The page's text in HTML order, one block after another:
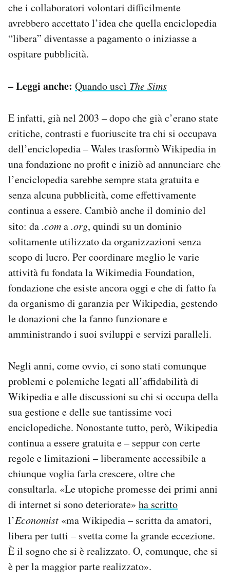
che i collaboratori volontari difficilmente
avrebbero accettato l’idea che quella enciclopedia
“libera” diventasse a pagamento o iniziasse a
ospitare pubblicità.
– Leggi anche: Quando uscì The Sims
E infatti, già nel 2003 – dopo che già c’erano state
critiche, contrasti e fuoriuscite tra chi si occupava
dell’enciclopedia – Wales trasformò Wikipedia in
una fondazione no profit e iniziò ad annunciare che
l’enciclopedia sarebbe sempre stata gratuita e
senza alcuna pubblicità, come effettivamente
continua a essere. Cambiò anche il dominio del
sito: da.coma.org, quindi su un dominio
solitamente utilizzato da organizzazioni senza
scopo di lucro. Per coordinare meglio le varie
attività fu fondata la Wikimedia Foundation,
fondazione che esiste ancora oggi e che di fatto fa
da organismo di garanzia per Wikipedia, gestendo
le donazioni che la fanno funzionare e
amministrando i suoi sviluppi e servizi paralleli.
Negli anni, come ovvio, ci sono stati comunque
problemi e polemiche legati all’affidabilità di
Wikipedia e alle discussioni su chi si occupa della
sua gestione e delle sue tantissime voci
enciclopediche. Nonostante tutto, però, Wikipedia
continua a essere gratuita e – seppur con certe
regole e limitazioni – liberamente accessibile a
chiunque voglia farla crescere, oltre che
consultarla. «Le utopiche promesse dei primi anni
di internet si sono deteriorate» ha scritto
l’Economist «ma Wikipedia – scritta da amatori,
libera per tutti – svetta come la grande eccezione.
È il sogno che si è realizzato. O, comunque, che si
è per la maggior parte realizzato».